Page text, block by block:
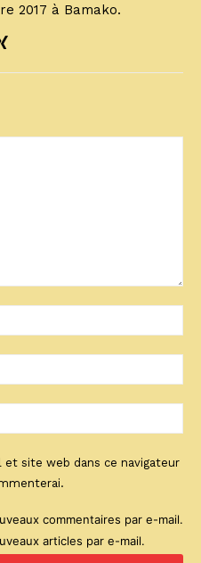
2017 à Bamako.
:*
:*
:
site web dans ce navigateur
commentaires par e-mail.
articles par e-mail.